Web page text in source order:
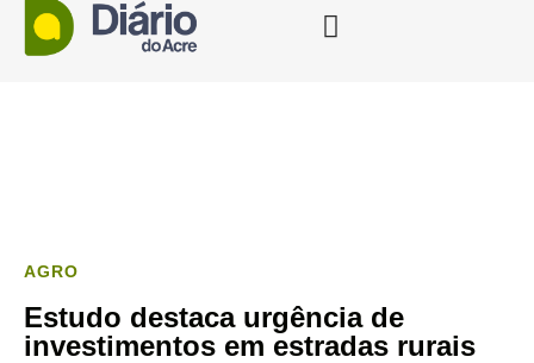
AGRO
Estudo destaca urgência de
investimentos em estradas rurais